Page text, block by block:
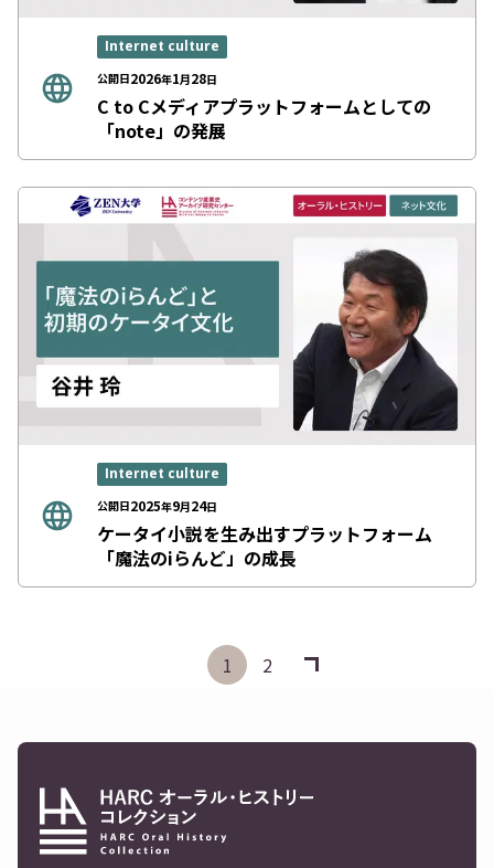
Internet culture
公開日2026年1月28日
C to Cメディアプラットフォームとしての
「note」の発展
Internet culture
公開日2025年9月24日
ケータイ小説を生み出すプラットフォーム
「魔法のiらんど」の成長
1 2